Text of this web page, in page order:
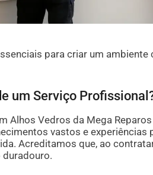
para criar um
um Serviço
Alhos Vedros da Mega
vastos e
Acreditamos que, ao